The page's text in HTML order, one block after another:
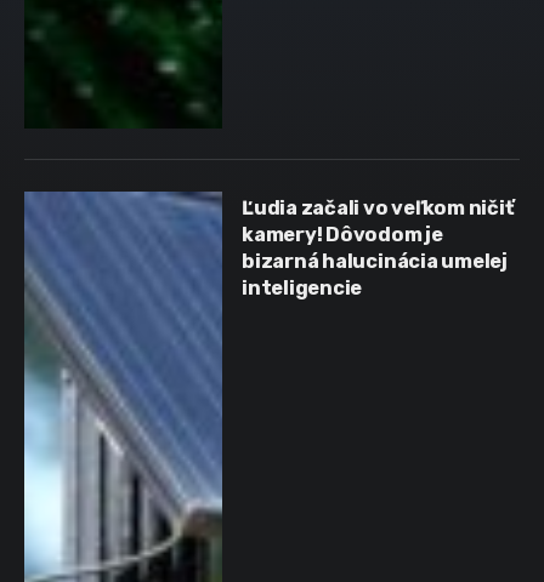
Ľudia začali vo veľkom ničiť
kamery! Dôvodom je
bizarná halucinácia umelej
inteligencie